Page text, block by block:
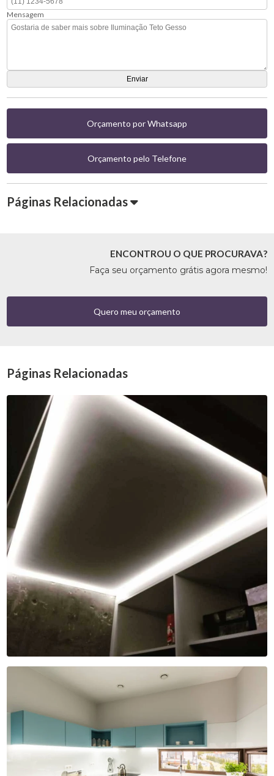
Mensagem
Orçamento por Whatsapp
Orçamento pelo Telefone
Páginas Relacionadas
ENCONTROU O QUE PROCURAVA?
Faça seu orçamento grátis agora mesmo!
Quero meu orçamento
Páginas Relacionadas